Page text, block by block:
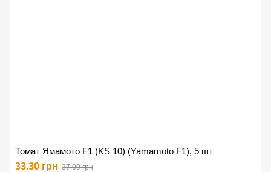
Томат Ямамото F1 (KS 10) (Yamamoto F1), 5 шт
33.30 грн 37.00 грн